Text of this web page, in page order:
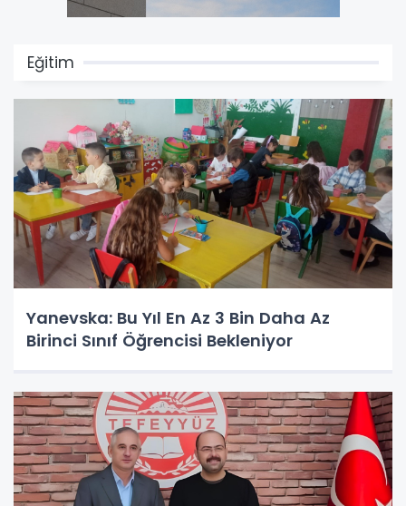
Eğitim
Yanevska: Bu Yıl En Az 3 Bin Daha Az
Birinci Sınıf Öğrencisi Bekleniyor